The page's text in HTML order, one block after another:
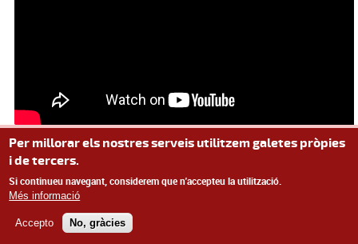
Per millorar els nostres serveis utilitzem galetes pròpies
i de tercers.
Si continueu navegant, considerem que n'accepteu la utilització.
Més informació
Accepto No, gràcies